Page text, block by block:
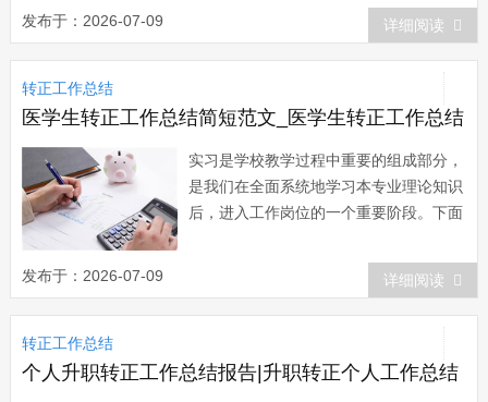
是向公司展示我们的学习能力。下面是小
编大家带来的申请转正个人总结，欢迎阅
读。 篇一：申请转正个人总结 时
光荏苒，转眼间我来xx已经8个多月了。
在这段时...
发布于：2026-07-09 详细阅读
转正工作总结
医学生转正工作总结简短范文_医学生转正工作总结
实习是学校教学过程中重要的组成部分，
是我们在全面系统地学习本专业理论知识
后，进入工作岗位的一个重要阶段。下面
阅读。医学生转正工作总结1 本人自
xx年7月从xx医科大学毕业后即到单位参
加工作，经各位上级医师指导及自己的努
力，于xx年顺利的通过了执业医师资格考
试...
发布于：2026-07-09 详细阅读
转正工作总结
个人升职转正工作总结报告|升职转正个人工作总结